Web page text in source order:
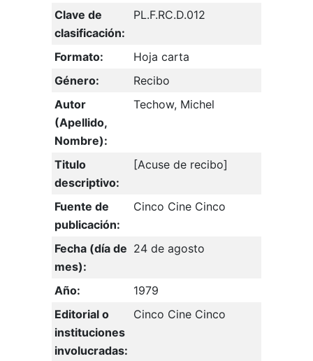
Clave de
clasificación:
PL.F.RC.D.012
Formato:
Hoja carta
Género:
Recibo
Autor
(Apellido,
Nombre):
Techow, Michel
Titulo
descriptivo:
[Acuse de recibo]
Fuente de
publicación:
Cinco Cine Cinco
Fecha (día de
mes):
24 de agosto
Año:
1979
Editorial o
instituciones
involucradas:
Cinco Cine Cinco